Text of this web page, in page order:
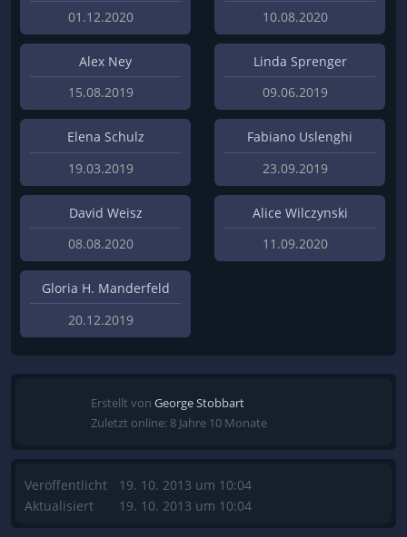
01.12.2020 10.08.2020
Alex Ney
15.08.2019
Linda Sprenger
09.06.2019
Elena Schulz
19.03.2019
Fabiano Uslenghi
23.09.2019
David Weisz
08.08.2020
Alice Wilczynski
11.09.2020
Gloria H. Manderfeld
20.12.2019
Erstellt von George Stobbart
Zuletzt online: 8 Jahre 10 Monate
Veröffentlicht
Aktualisiert
19. 10. 2013 um 10:04
19. 10. 2013 um 10:04